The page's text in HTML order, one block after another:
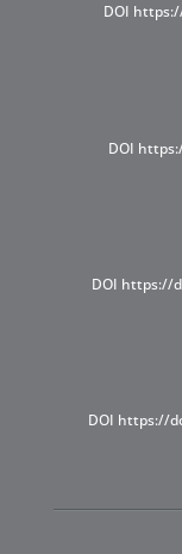
DOI
DOI
DOI https://
DOI https://